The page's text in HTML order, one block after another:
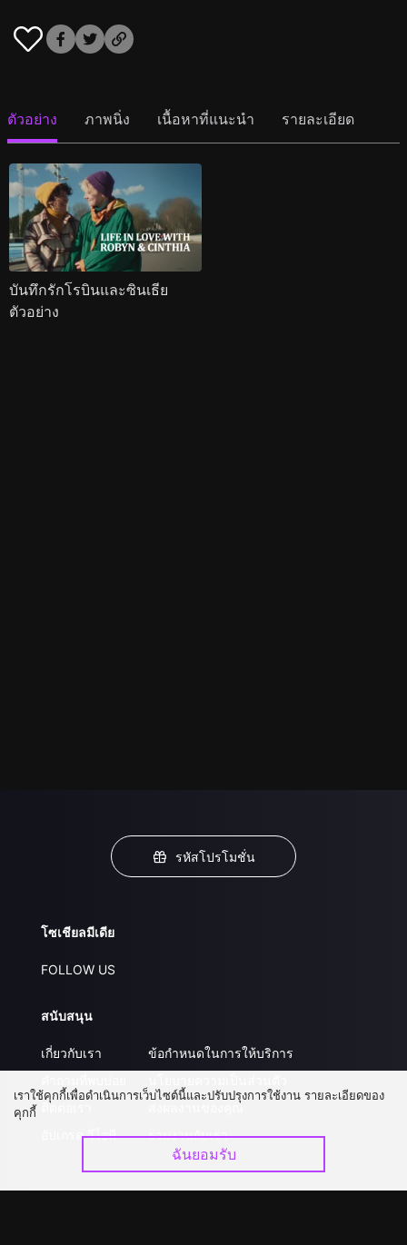
ตัวอย่าง ภาพนิ่ง เนื้อหาที่แนะนำ รายละเอียด
บันทึกรักโรบินและซินเธีย
ตัวอย่าง
รหัสโปรโมชั่น
โซเชียลมีเดีย
FOLLOW US
สนับสนุน
เกี่ยวกับเรา
ติดต่อเรา
อัปเกรด วีไอพี
ข้อกำหนดในการให้บริการ
ส่งผลงานของคุณ
ร่วมงานกับเรา
เราใช้คุกกี้เพื่อดำเนินการเว็บไซต์นี้และปรับปรุงการใช้งาน รายละเอียดของ
คุกกี้
ฉันยอมรับ